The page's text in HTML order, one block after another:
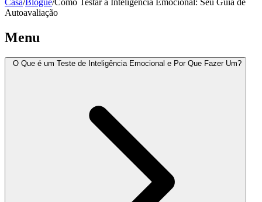
Casa/Blogue/Como Testar a Inteligência Emocional: Seu Guia de
Autoavaliação
Menu
O Que é um Teste de Inteligência Emocional e Por Que Fazer Um?